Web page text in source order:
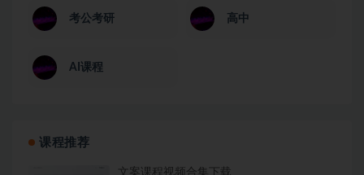
考公考研 高中
AI课程
课程推荐
文案课程视频合集下载